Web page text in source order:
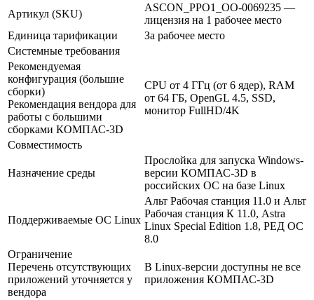
Артикул (SKU)
ASCON_PPO1_ОО-0069235 —
лицензия на 1 рабочее место
Единица тарификации
За рабочее место
Системные требования
Рекомендуемая
конфигурация (большие
сборки)
Рекомендация вендора для
работы с большими
сборками КОМПАС-3D
CPU от 4 ГГц (от 6 ядер), RAM
от 64 ГБ, OpenGL 4.5, SSD,
монитор FullHD/4K
Совместимость
Назначение среды
Прослойка для запуска Windows-
версии КОМПАС-3D в
российских ОС на базе Linux
Поддерживаемые ОС Linux
Альт Рабочая станция 11.0 и Альт
Рабочая станция К 11.0, Astra
Linux Special Edition 1.8, РЕД ОС
8.0
Ограничение
Перечень отсутствующих
приложений уточняется у
вендора
В Linux-версии доступны не все
приложения КОМПАС-3D